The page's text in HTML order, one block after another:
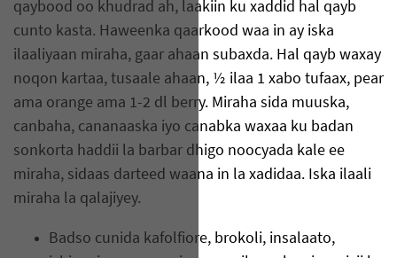
qaybood oo khudrad ah, laakiin ku xaddid hal qayb
cunto kasta. Haweenka qaarkood waa in ay iska
ilaaliyaan miraha, gaar ahaan subaxda. Hal qayb waxay
noqon kartaa, tusaale ahaan, ½ ilaa 1 xabo tufaax, pear
ama orange ama 1-2 dl berry. Miraha sida muuska,
canbaha, cananaaska iyo canabka waxaa ku badan
sonkorta haddii la barbar dhigo noocyada kale ee
miraha, sidaas darteed waana in la xadidaa. Iska ilaali
miraha la qalajiyey.
Badso cunida kafolfiore, brokoli, insalaato,